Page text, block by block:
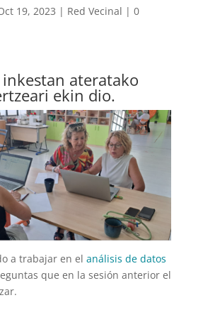
19, 2023 | Red Vecinal | 0
ateratako
ekin dio.
a trabajar en el análisis de datos
que en la sesión anterior el